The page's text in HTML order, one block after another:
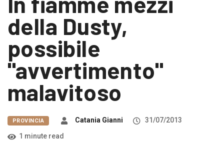
della Dusty,
possibile
"avvertimento"
malavitoso
PROVINCIA Catania Gianni
31/07/2013
1 minute read